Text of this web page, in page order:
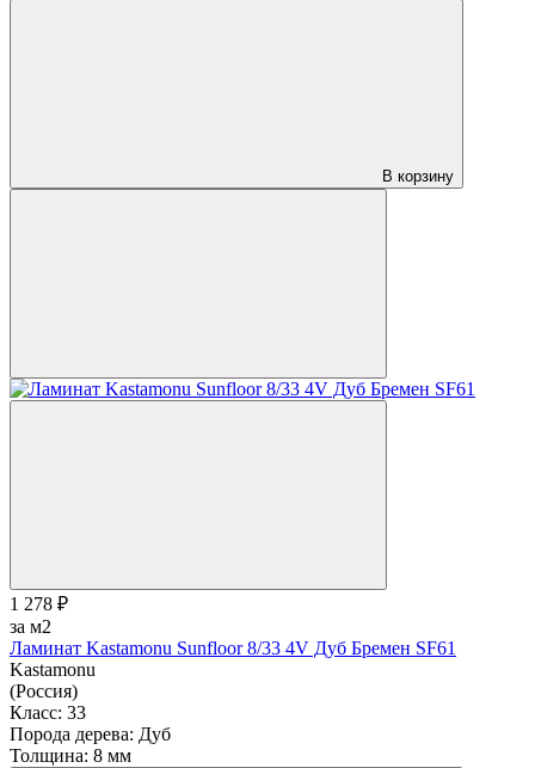
В корзину
1 278 ₽
за м2
Ламинат Kastamonu Sunfloor 8/33 4V Дуб Бремен SF61
Kastamonu
(Россия)
Класс: 33
Порода дерева: Дуб
Толщина: 8 мм